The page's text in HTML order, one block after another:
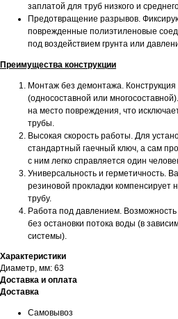
заплатой для труб низкого и
Предотвращение разрывов.
поврежденные полиэтиленовые
под воздействием грунта или
Преимущества конструкции
Монтаж без демонтажа.
(односоставной или
на место повреждения, что
трубы.
Высокая скорость работы. Для
стандартный гаечный ключ, а сам
с ним легко справляется один
Универсальность и герметичность.
резиновой прокладки компенсирует
трубу.
Работа под давлением.
без остановки потока воды (в
системы).
Характеристики
Диаметр, мм: 63
Доставка и оплата
Доставка
Самовывоз